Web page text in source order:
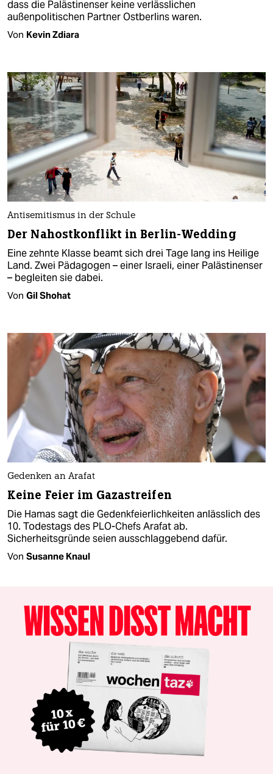
dass die Palästinenser keine verlässlichen
außenpolitischen Partner Ostberlins waren.
Von Kevin Zdiara
Antisemitismus in der Schule
Der Nahostkonflikt in Berlin-Wedding
Eine zehnte Klasse beamt sich drei Tage lang ins Heilige
Land. Zwei Pädagogen – einer Israeli, einer Palästinenser
– begleiten sie dabei.
Von Gil Shohat
Gedenken an Arafat
Keine Feier im Gazastreifen
Die Hamas sagt die Gedenkfeierlichkeiten anlässlich des
10. Todestags des PLO-Chefs Arafat ab.
Sicherheitsgründe seien ausschlaggebend dafür.
Von Susanne Knaul